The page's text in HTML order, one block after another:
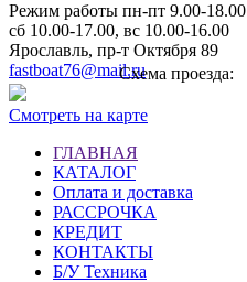
Режим работы пн-пт 9.00-18.00
сб 10.00-17.00, вс 10.00-16.00
Ярославль, пр-т Октября 89
fastboat76@mail.ruСхема проезда:
Смотреть на карте
ГЛАВНАЯ
КАТАЛОГ
Оплата и доставка
РАССРОЧКА
КРЕДИТ
КОНТАКТЫ
Б/У Техника